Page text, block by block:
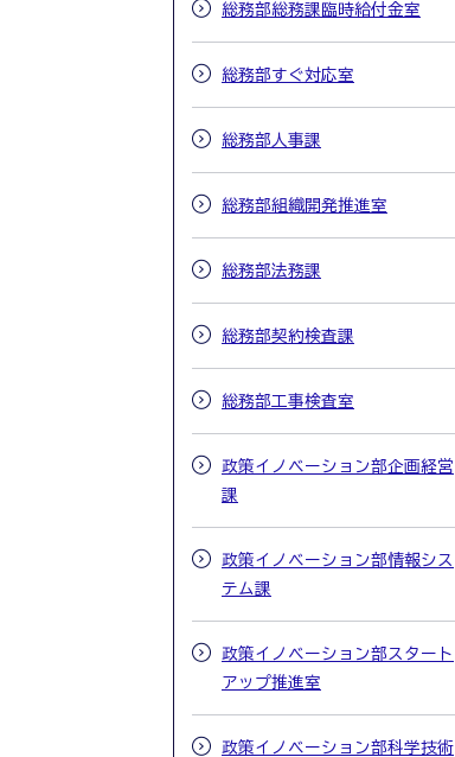
総務部総務課臨時給付金室
総務部すぐ対応室
総務部人事課
総務部組織開発推進室
総務部法務課
総務部契約検査課
総務部工事検査室
政策イノベーション部企画経営
課
政策イノベーション部情報シス
テム課
政策イノベーション部スタート
アップ推進室
政策イノベーション部科学技術